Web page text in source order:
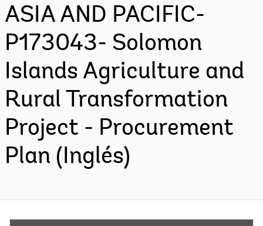
ASIA AND PACIFIC-
P173043- Solomon
Islands Agriculture and
Rural Transformation
Project - Procurement
Plan (Inglés)